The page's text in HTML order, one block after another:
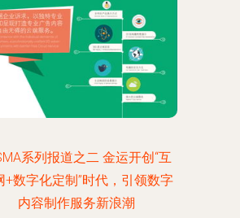
系列报道之二 金运开创“互
+数字化定制”时代，引领数字
内容制作服务新浪潮